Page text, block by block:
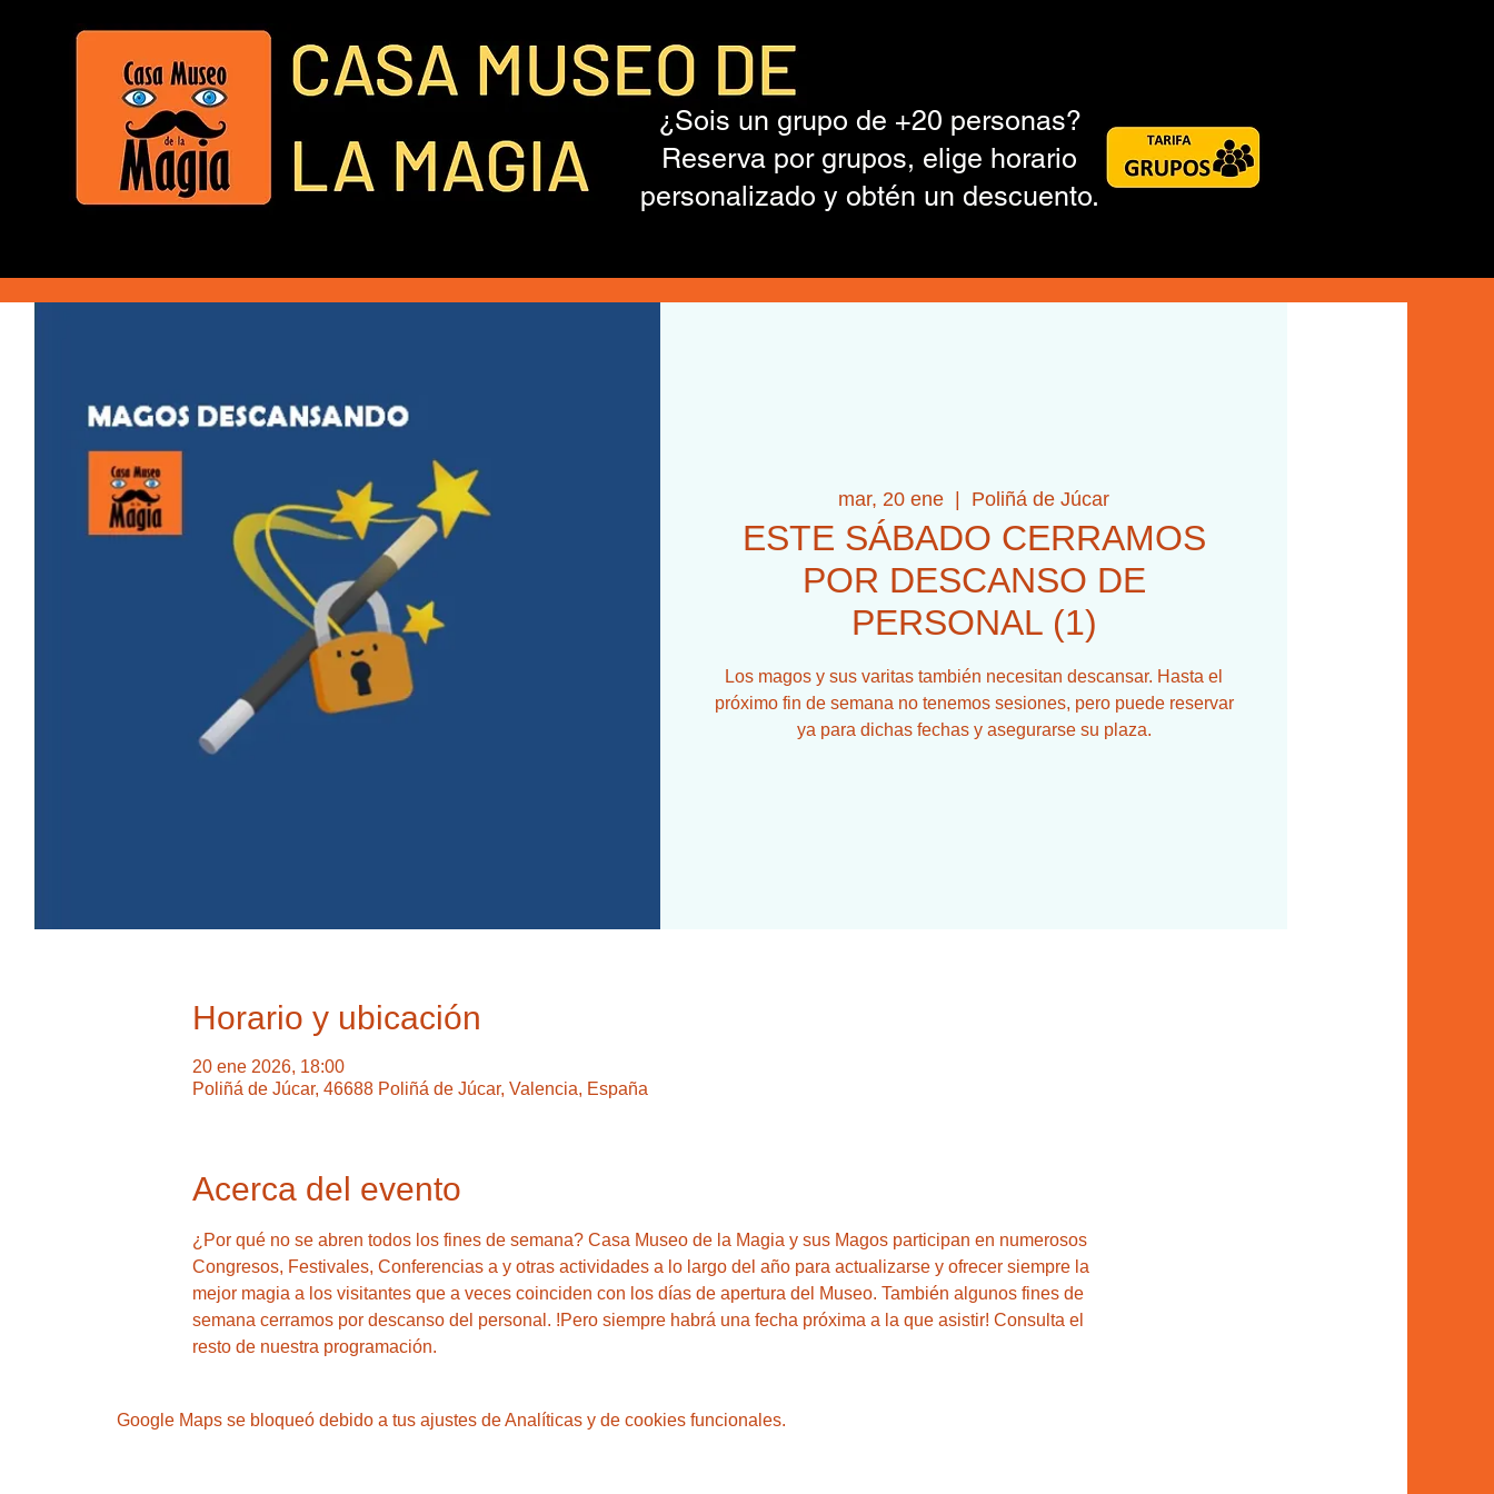
¿Sois un grupo de +20 personas?
Reserva por grupos, elige horario
personalizado y obtén un descuento.
mar, 20 ene Poliñá de Júcar
ESTE SÁBADO CERRAMOS
POR DESCANSO DE
PERSONAL (1)
Los magos y sus varitas también necesitan descansar. Hasta el
próximo fin de semana no tenemos sesiones, pero puede reservar
ya para dichas fechas y asegurarse su plaza.
Horario y ubicación
20 ene 2026, 18:00
Poliñá de Júcar, 46688 Poliñá de Júcar, Valencia, España
Acerca del evento
¿Por qué no se abren todos los fines de semana? Casa Museo de la Magia y sus Magos participan en numerosos
Congresos, Festivales, Conferencias a y otras actividades a lo largo del año para actualizarse y ofrecer siempre la
mejor magia a los visitantes que a veces coinciden con los días de apertura del Museo. También algunos fines de
semana cerramos por descanso del personal. !Pero siempre habrá una fecha próxima a la que asistir! Consulta el
resto de nuestra programación.
Google Maps se bloqueó debido a tus ajustes de Analíticas y de cookies funcionales.